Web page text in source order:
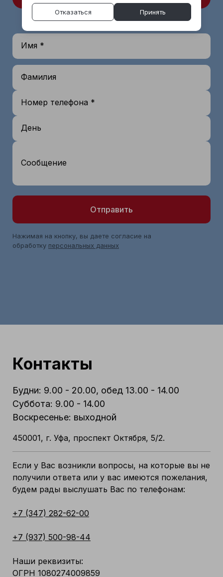
Имя *
Фамилия
Номер телефона *
День
Сообщение
Отправить
Нажимая на кнопку, вы даете согласие на
обработку персональных данных
Контакты
Будни: 9.00 - 20.00, обед 13.00 - 14.00
Суббота: 9.00 - 14.00
Воскресенье: выходной
450001, г. Уфа, проспект Октября, 5/2.
Если у Вас возникли вопросы, на которые вы не
получили ответа или у вас имеются пожелания,
будем рады выслушать Вас по телефонам:
+7 (347) 282-62-00
+7 (937) 500-98-44
Наши реквизиты:
ОГРН 1080274009859
Отказаться Принять